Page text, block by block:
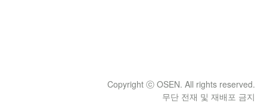
Copyright ⓒ OSEN. All rights reserved.
무단 전재 및 재배포 금지